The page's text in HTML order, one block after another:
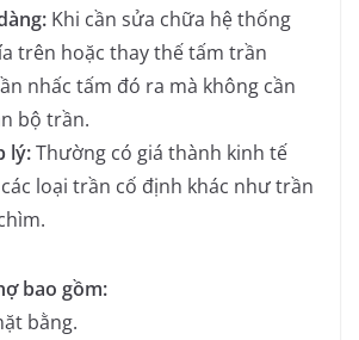
Khi cần sửa chữa hệ thống
trên hoặc thay thế tấm trần
nhấc tấm đó ra mà không cần
bộ trần.
lý:Thường có giá thành kinh tế
loại trần cố định khác như trần
bao gồm:
bằng.